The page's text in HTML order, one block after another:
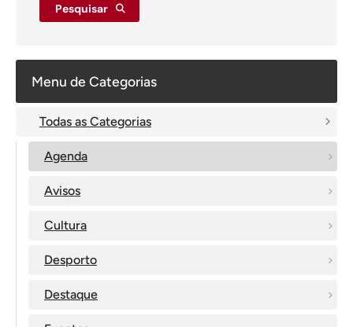
Pesquisar
Menu de Categorias
Todas as Categorias
Agenda
Avisos
Cultura
Desporto
Destaque